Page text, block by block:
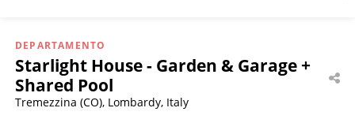
DEPARTAMENTO
Starlight House - Garden & Garage +
Shared Pool
Tremezzina (CO), Lombardy, Italy